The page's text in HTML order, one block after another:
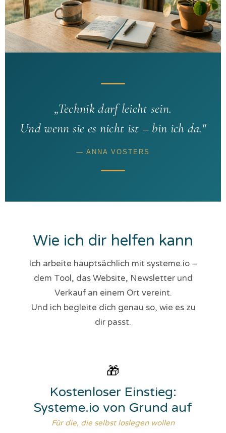
„Technik darf leicht sein.
Und wenn sie es nicht ist – bin ich da."
— ANNA VOSTERS
Wie ich dir helfen kann
Ich arbeite hauptsächlich mit systeme.io –
dem Tool, das Website, Newsletter und
Verkauf an einem Ort vereint.
Und ich begleite dich genau so, wie es zu
dir passt.
🎁
Kostenloser Einstieg:
Systeme.io von Grund auf
Für die, die selbst loslegen wollen